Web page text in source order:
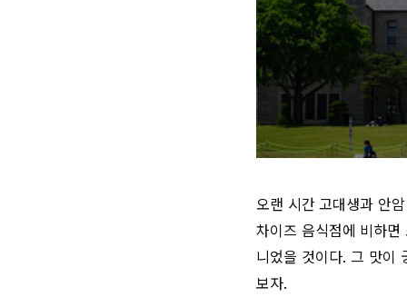
오랜 시간 고대생과 안
차이즈 음식점에 비하
니었을 것이다. 그 맛이
보자.